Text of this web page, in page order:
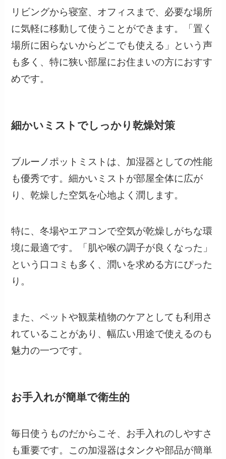
リビングから寝室、オフィスまで、必要な場所
に気軽に移動して使うことができます。「置く
場所に困らないからどこでも使える」という声
も多く、特に狭い部屋にお住まいの方におすす
めです。
細かいミストでしっかり乾燥対策
ブルーノポットミストは、加湿器としての性能
も優秀です。細かいミストが部屋全体に広が
り、乾燥した空気を心地よく潤します。
特に、冬場やエアコンで空気が乾燥しがちな環
境に最適です。「肌や喉の調子が良くなった」
という口コミも多く、潤いを求める方にぴった
り。
また、ペットや観葉植物のケアとしても利用さ
れていることがあり、幅広い用途で使えるのも
魅力の一つです。
お手入れが簡単で衛生的
毎日使うものだからこそ、お手入れのしやすさ
も重要です。この加湿器はタンクや部品が簡単